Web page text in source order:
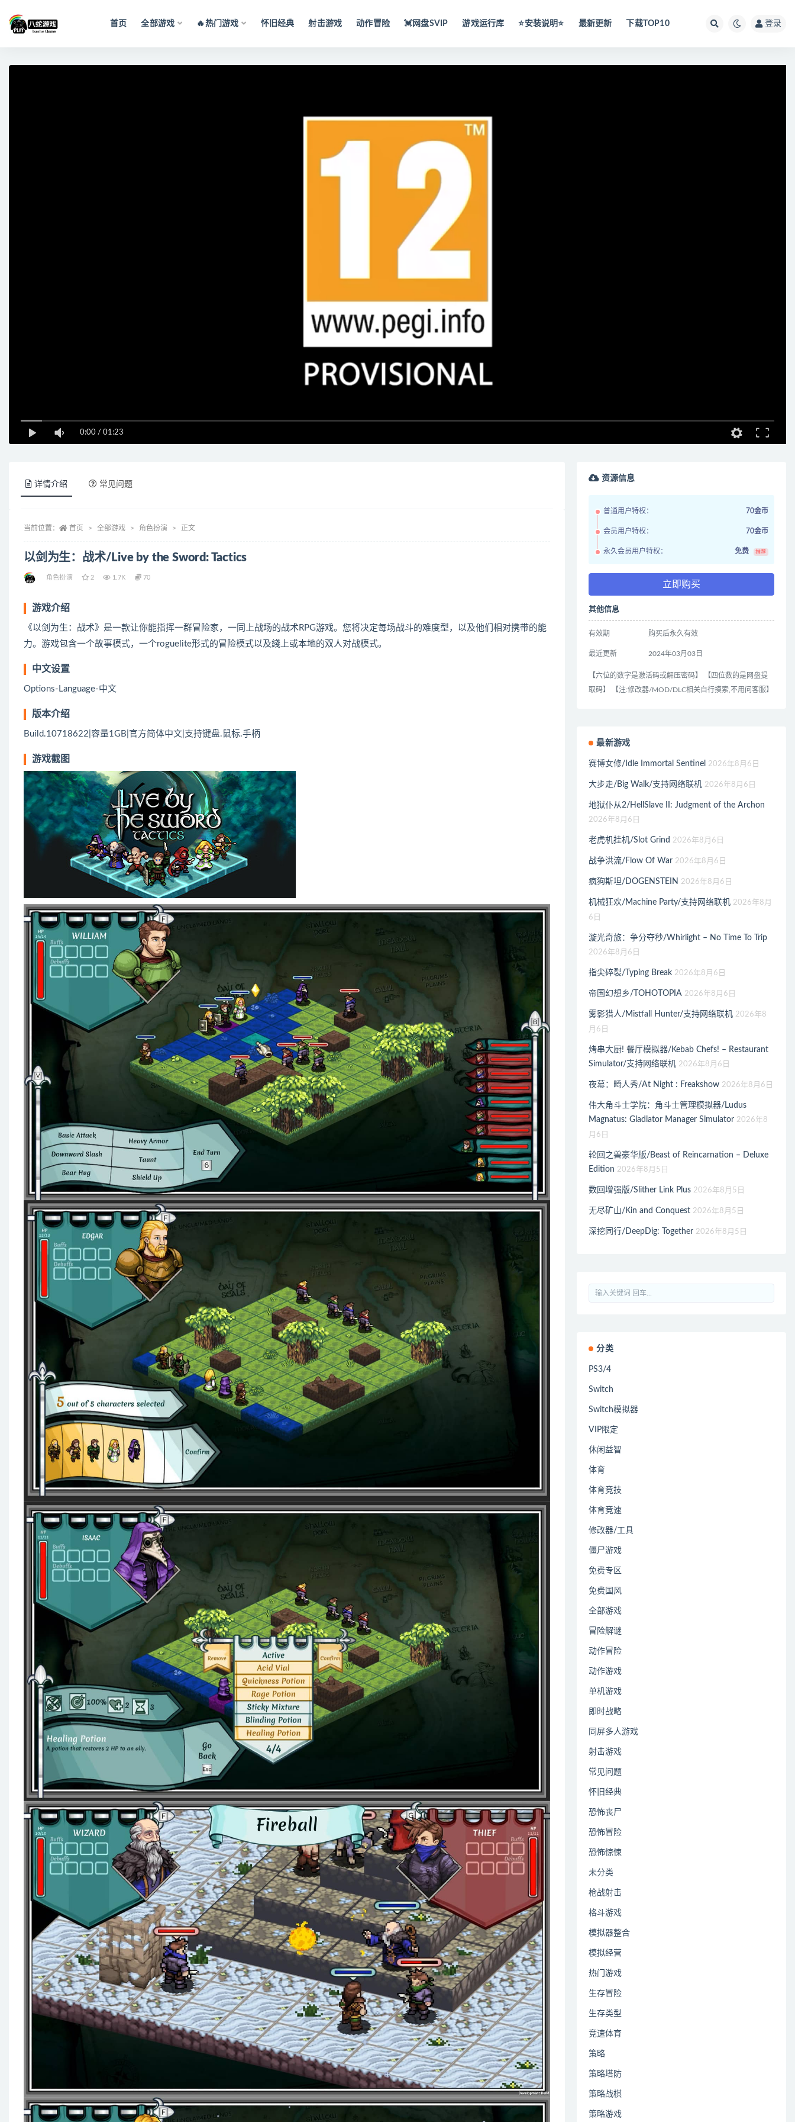
首页 全部游戏 🔥热门游戏 怀旧经典 射击游戏 动作冒险 💓网盘SVIP 游戏运行库 ⭐️安装说明⭐️ 最新更新 下载TOP10 登录
0:00 / 01:23
详情介绍 常见问题
当前位置： 首页 全部游戏 角色扮演 正文
以剑为生：战术/Live by the Sword: Tactics
角色扮演 2 1.7K 70
游戏介绍
《以剑为生：战术》是一款让你能指挥一群冒险家，一同上战场的战术RPG游戏。您将决定每场战斗的难度型，以及他们相对携带的能
力。游戏包含一个故事模式，一个roguelite形式的冒险模式以及綫上或本地的双人对战模式。
中文设置
Options-Language-中文
版本介绍
Build.10718622|容量1GB|官方简体中文|支持键盘.鼠标.手柄
游戏截图
资源信息
普通用户特权： 70金币
会员用户特权： 70金币
永久会员用户特权： 免费 推荐
立即购买
其他信息
有效期 购买后永久有效
最近更新 2024年03月03日
【六位的数字是激活码或解压密码】 【四位数的是网盘提
取码】 【注:修改器/MOD/DLC相关自行摸索,不用问客服】
最新游戏
赛博女修/Idle Immortal Sentinel 2026年8月6日
大步走/Big Walk/支持网络联机 2026年8月6日
地狱仆从2/HellSlave II: Judgment of the Archon
2026年8月6日
老虎机挂机/Slot Grind 2026年8月6日
战争洪流/Flow Of War 2026年8月6日
疯狗斯坦/DOGENSTEIN 2026年8月6日
机械狂欢/Machine Party/支持网络联机 2026年8月
6日
漩光奇旅：争分夺秒/Whirlight – No Time To Trip
2026年8月6日
指尖碎裂/Typing Break 2026年8月6日
帝国幻想乡/TOHOTOPIA 2026年8月6日
雾影猎人/Mistfall Hunter/支持网络联机 2026年8
月6日
烤串大厨! 餐厅模拟器/Kebab Chefs! – Restaurant
Simulator/支持网络联机 2026年8月6日
夜幕：畸人秀/At Night : Freakshow 2026年8月6日
伟大角斗士学院：角斗士管理模拟器/Ludus
Magnatus: Gladiator Manager Simulator 2026年8
月6日
轮回之兽豪华版/Beast of Reincarnation – Deluxe
Edition 2026年8月5日
数回增强版/Slither Link Plus 2026年8月5日
无尽矿山/Kin and Conquest 2026年8月5日
深挖同行/DeepDig: Together 2026年8月5日
分类
PS3/4
Switch
Switch模拟器
VIP限定
休闲益智
体育
体育竞技
体育竞速
修改器/工具
僵尸游戏
免费专区
免费国风
全部游戏
冒险解谜
动作冒险
动作游戏
单机游戏
即时战略
同屏多人游戏
射击游戏
常见问题
怀旧经典
恐怖丧尸
恐怖冒险
恐怖惊悚
未分类
枪战射击
格斗游戏
模拟器整合
模拟经营
热门游戏
生存冒险
生存类型
竞速体育
策略
策略塔防
策略战棋
策略游戏